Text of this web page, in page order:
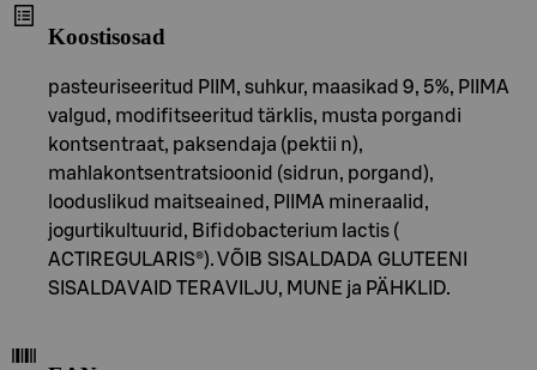
Koostisosad
pasteuriseeritud PIIM, suhkur, maasikad 9, 5%, PIIMA
valgud, modifitseeritud tärklis, musta porgandi
kontsentraat, paksendaja (pektii n),
mahlakontsentratsioonid (sidrun, porgand),
looduslikud maitseained, PIIMA mineraalid,
jogurtikultuurid, Bifidobacterium lactis (
ACTIREGULARIS®). VÕIB SISALDADA GLUTEENI
SISALDAVAID TERAVILJU, MUNE ja PÄHKLID.